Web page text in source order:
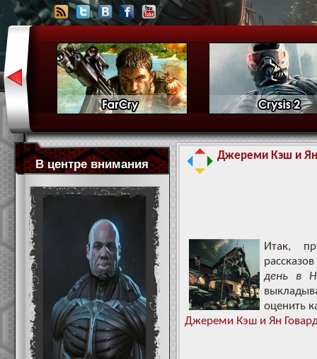
В центре внимания
Джереми Кэш и Ян
Итак,
день в
оценить
Джереми Кэш и Ян